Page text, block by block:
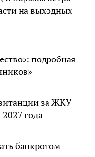
на выходных
подробная
за ЖКУ
2027 года
банкротом